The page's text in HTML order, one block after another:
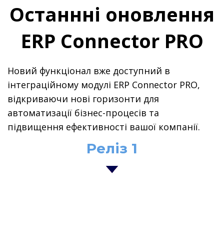
Останнні оновлення
ERP Connector PRO
Новий функціонал вже доступний в
інтеграційному модулі ERP Connector PRO,
відкриваючи нові горизонти для
автоматизації бізнес-процесів та
підвищення ефективності вашої компанії.
Реліз 1